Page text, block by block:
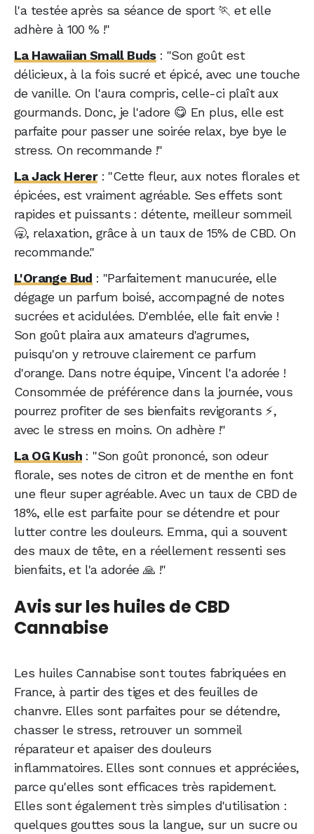
l'a testée après sa séance de sport 🏃 et elle
adhère à 100 % !"
La Hawaiian Small Buds: "Son goût est
délicieux, à la fois sucré et épicé, avec une touche
de vanille. On l'aura compris, celle-ci plaît aux
gourmands. Donc, je l'adore 😋 En plus, elle est
parfaite pour passer une soirée relax, bye bye le
stress. On recommande !"
La Jack Herer: "Cette fleur, aux notes florales et
épicées, est vraiment agréable. Ses effets sont
rapides et puissants : détente, meilleur sommeil
🥱, relaxation, grâce à un taux de 15% de CBD. On
recommande."
L'Orange Bud : "Parfaitement manucurée, elle
dégage un parfum boisé, accompagné de notes
sucrées et acidulées. D'emblée, elle fait envie !
Son goût plaira aux amateurs d'agrumes,
puisqu'on y retrouve clairement ce parfum
d'orange. Dans notre équipe, Vincent l'a adorée !
Consommée de préférence dans la journée, vous
pourrez profiter de ses bienfaits revigorants ⚡,
avec le stress en moins. On adhère !"
La OG Kush : "Son goût prononcé, son odeur
florale, ses notes de citron et de menthe en font
une fleur super agréable. Avec un taux de CBD de
18%, elle est parfaite pour se détendre et pour
lutter contre les douleurs. Emma, qui a souvent
des maux de tête, en a réellement ressenti ses
bienfaits, et l'a adorée 🙏 !"
Avis sur les huiles de CBD
Cannabise
Les huiles Cannabise sont toutes fabriquées en
France, à partir des tiges et des feuilles de
chanvre. Elles sont parfaites pour se détendre,
chasser le stress, retrouver un sommeil
réparateur et apaiser des douleurs
inflammatoires. Elles sont connues et appréciées,
parce qu'elles sont efficaces très rapidement.
Elles sont également très simples d'utilisation :
quelques gouttes sous la langue, sur un sucre ou